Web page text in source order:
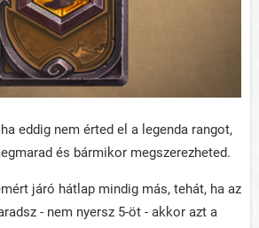
eddig nem érted el a legenda rangot,
és bármikor megszerezheted.
járó hátlap mindig más, tehát, ha az
- nem nyersz 5-öt - akkor azt a